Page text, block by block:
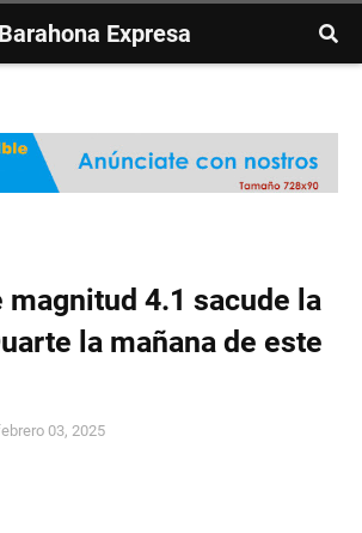
Barahona Expresa
magnitud 4.1 sacude la
la mañana de este
03, 2025